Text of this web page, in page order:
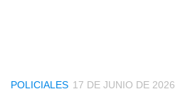
POLICIALES 17 DE JUNIO DE 2026